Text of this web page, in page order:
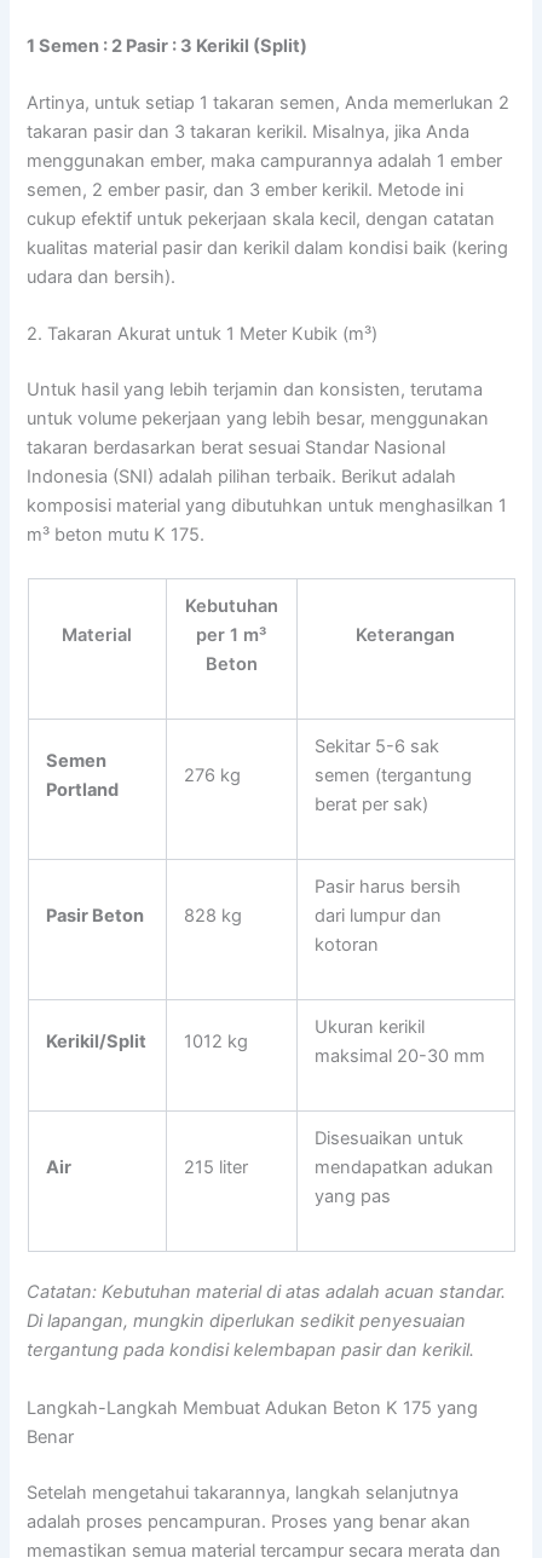
1 Semen : 2 Pasir : 3 Kerikil (Split)
Artinya, untuk setiap 1 takaran semen, Anda memerlukan 2
takaran pasir dan 3 takaran kerikil. Misalnya, jika Anda
menggunakan ember, maka campurannya adalah 1 ember
semen, 2 ember pasir, dan 3 ember kerikil. Metode ini
cukup efektif untuk pekerjaan skala kecil, dengan catatan
kualitas material pasir dan kerikil dalam kondisi baik (kering
udara dan bersih).
2. Takaran Akurat untuk 1 Meter Kubik (m³)
Untuk hasil yang lebih terjamin dan konsisten, terutama
untuk volume pekerjaan yang lebih besar, menggunakan
takaran berdasarkan berat sesuai Standar Nasional
Indonesia (SNI) adalah pilihan terbaik. Berikut adalah
komposisi material yang dibutuhkan untuk menghasilkan 1
m³ beton mutu K 175.
Material
Kebutuhan
per 1 m³
Beton
Keterangan
Semen
Portland
276 kg
Sekitar 5-6 sak
semen (tergantung
berat per sak)
Pasir Beton 828 kg
Pasir harus bersih
dari lumpur dan
kotoran
Kerikil/Split 1012 kg
Ukuran kerikil
maksimal 20-30 mm
Air 215 liter
Disesuaikan untuk
mendapatkan adukan
yang pas
Catatan: Kebutuhan material di atas adalah acuan standar.
Di lapangan, mungkin diperlukan sedikit penyesuaian
tergantung pada kondisi kelembapan pasir dan kerikil.
Langkah-Langkah Membuat Adukan Beton K 175 yang
Benar
Setelah mengetahui takarannya, langkah selanjutnya
adalah proses pencampuran. Proses yang benar akan
memastikan semua material tercampur secara merata dan